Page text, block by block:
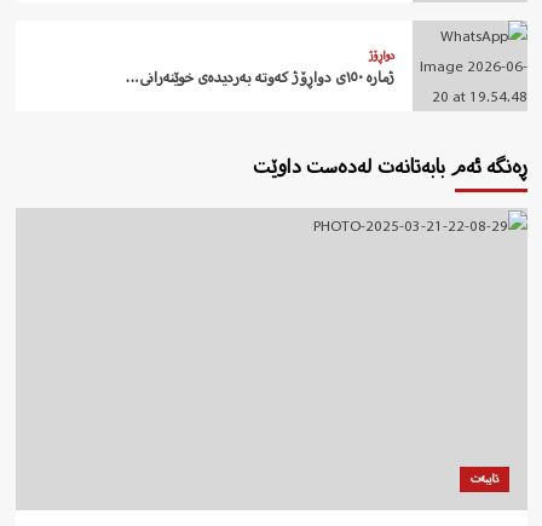
دواڕۆژ
ژمارە ١٥٠ی دواڕۆژ کەوتە بەردیدەی خوێنەرانی…
ڕەنگە ئەم بابەتانەت لەدەست داوێت
تایبەت